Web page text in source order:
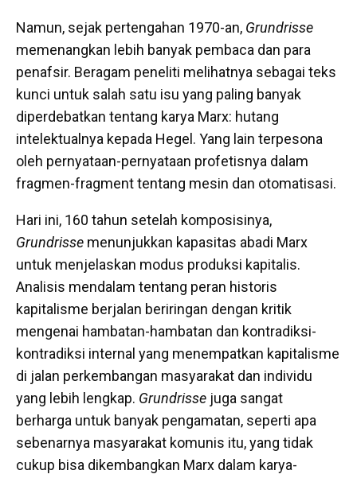
Namun, sejak pertengahan 1970-an, Grundrisse
memenangkan lebih banyak pembaca dan para
penafsir. Beragam peneliti melihatnya sebagai teks
kunci untuk salah satu isu yang paling banyak
diperdebatkan tentang karya Marx: hutang
intelektualnya kepada Hegel. Yang lain terpesona
oleh pernyataan-pernyataan profetisnya dalam
fragmen-fragment tentang mesin dan otomatisasi.
Hari ini, 160 tahun setelah komposisinya,
Grundrisse menunjukkan kapasitas abadi Marx
untuk menjelaskan modus produksi kapitalis.
Analisis mendalam tentang peran historis
kapitalisme berjalan beriringan dengan kritik
mengenai hambatan-hambatan dan kontradiksi-
kontradiksi internal yang menempatkan kapitalisme
di jalan perkembangan masyarakat dan individu
yang lebih lengkap. Grundrisse juga sangat
berharga untuk banyak pengamatan, seperti apa
sebenarnya masyarakat komunis itu, yang tidak
cukup bisa dikembangkan Marx dalam karya-